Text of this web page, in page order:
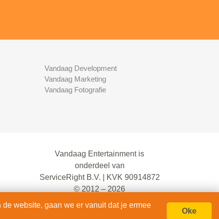
Vandaag Development
Vandaag Marketing
Vandaag Fotografie
Vandaag Entertainment is
onderdeel van
ServiceRight B.V. | KVK 90914872
© 2012 – 2026
alle rechten voorbehouden.
website, gaan we er vanuit dat je ermee
Oke